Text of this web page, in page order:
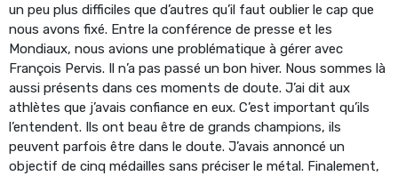
un peu plus difficiles que d’autres qu’il faut oublier le cap que
nous avons fixé. Entre la conférence de presse et les
Mondiaux, nous avions une problématique à gérer avec
François Pervis. Il n’a pas passé un bon hiver. Nous sommes là
aussi présents dans ces moments de doute. J’ai dit aux
athlètes que j’avais confiance en eux. C’est important qu’ils
l’entendent. Ils ont beau être de grands champions, ils
peuvent parfois être dans le doute. J’avais annoncé un
objectif de cinq médailles sans préciser le métal. Finalement,